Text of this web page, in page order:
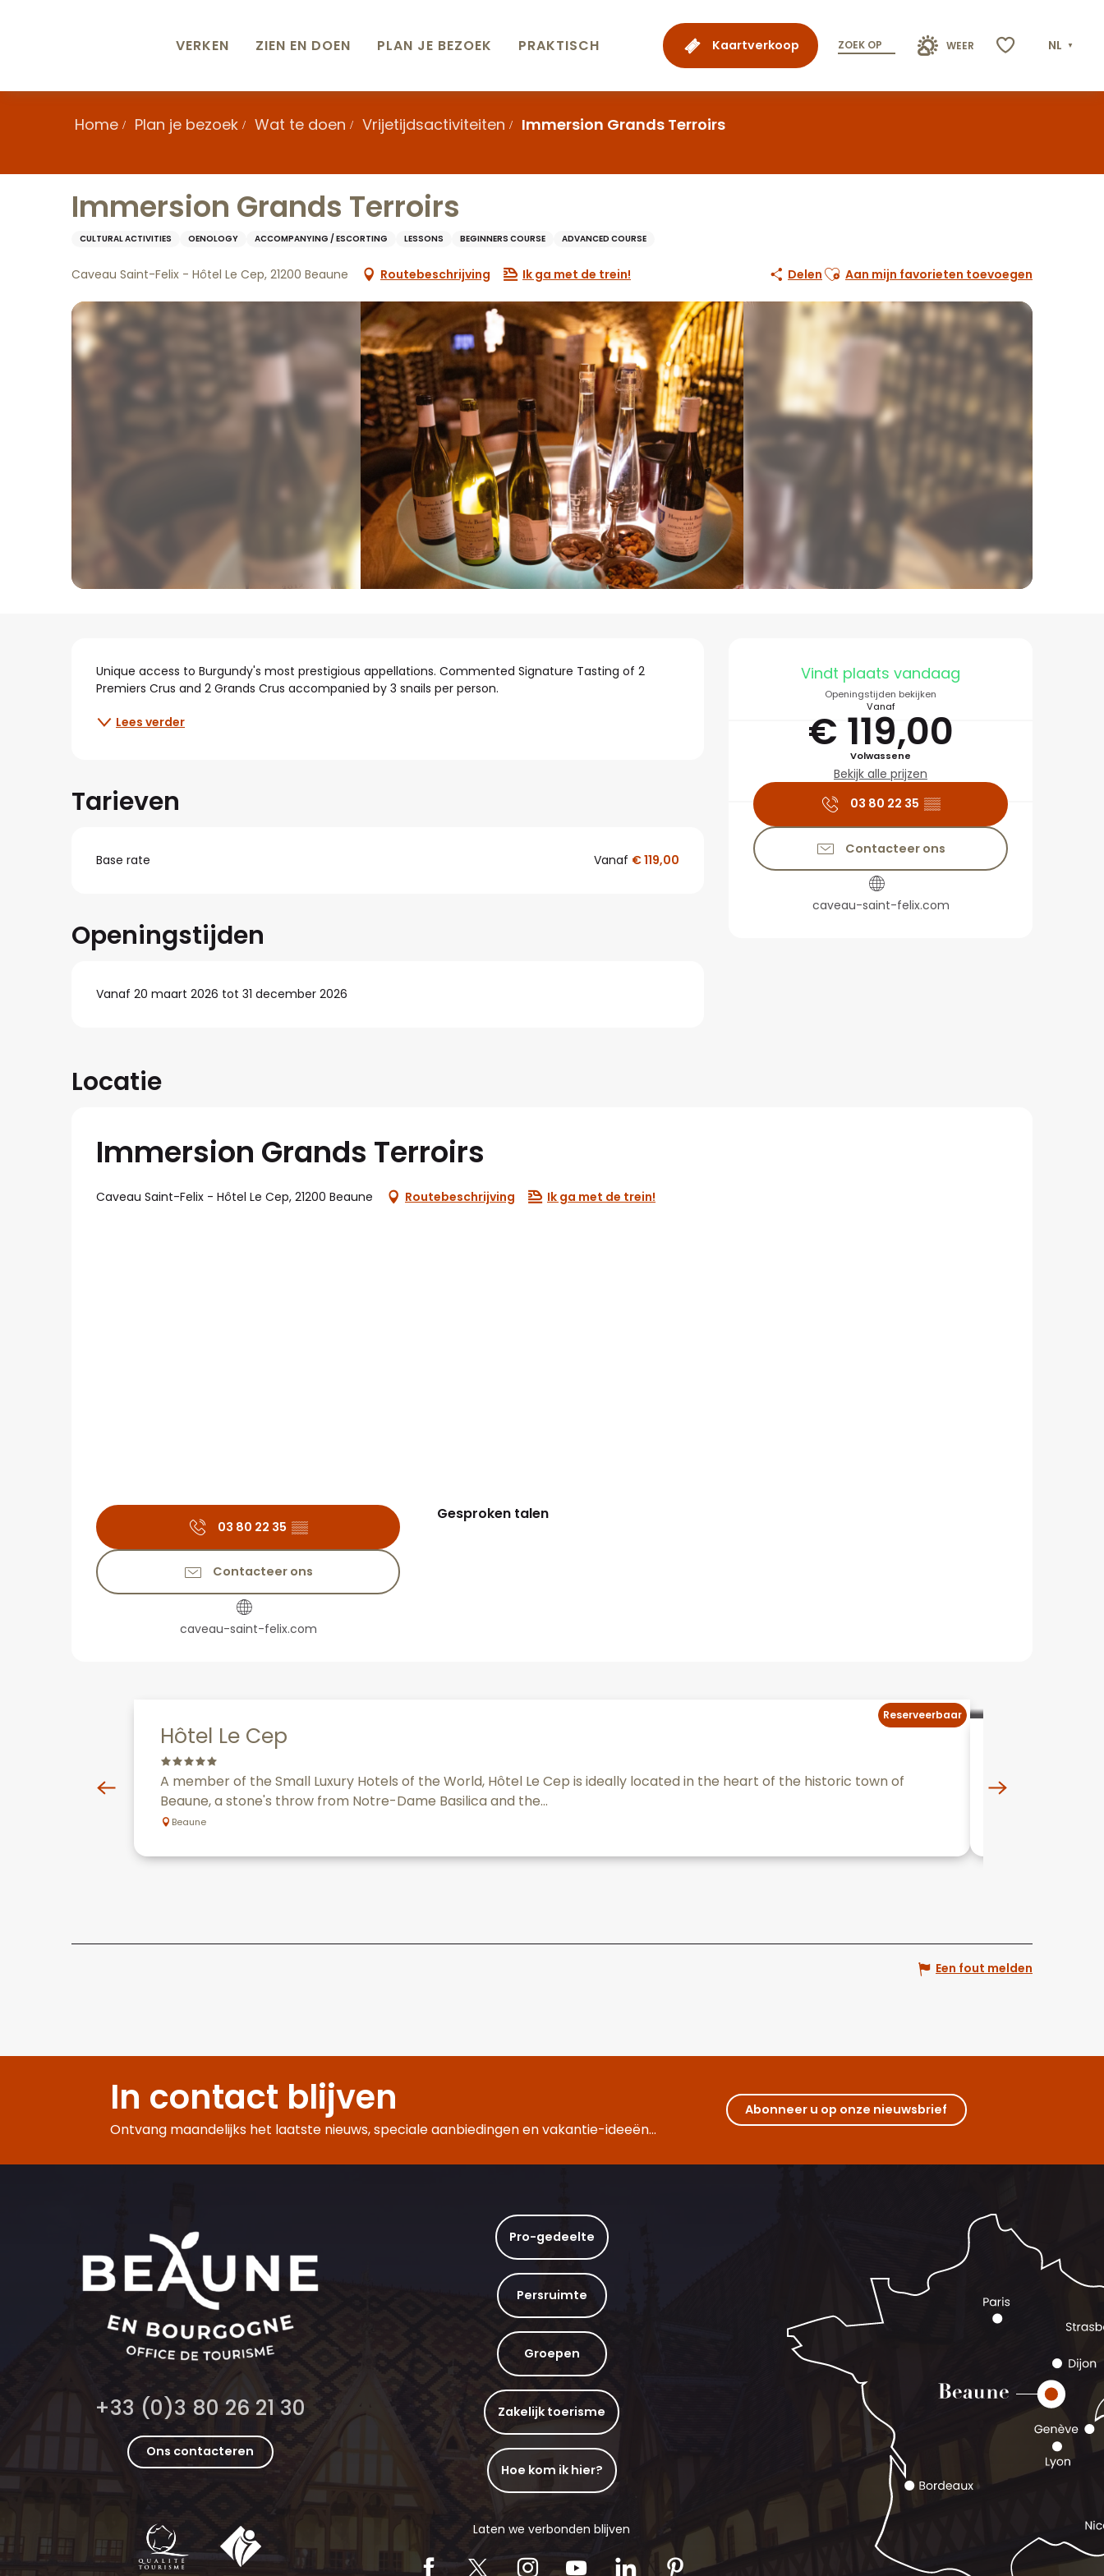
Kaartverkoop ZOEK OP WEER NL
VERKEN ZIEN EN DOEN PLAN JE BEZOEK PRAKTISCH
Home Plan je bezoek Wat te doen Vrijetijdsactiviteiten Immersion Grands Terroirs
Immersion Grands Terroirs
CULTURAL ACTIVITIES OENOLOGY ACCOMPANYING / ESCORTING LESSONS BEGINNERS COURSE ADVANCED COURSE
Caveau Saint-Felix - Hôtel Le Cep, 21200 Beaune Routebeschrijving Ik ga met de trein! Delen Ajouter aux favoris
Aan mijn favorieten toevoegen
Openingstijden en
Vindt plaats vandaag
Openingstijden bekijken
Vanaf
€ 119,00
Volwassene
Bekijk alle prijzen
03 80 22 35 ▒▒
Contacteer ons
caveau-saint-felix.com
Beschrijving
Unique access to Burgundy's most prestigious appellations. Commented Signature Tasting of 2
Premiers Crus and 2 Grands Crus accompanied by 3 snails per person.
Lees verder
Tarieven
Base rate Vanaf € 119,00
Openingstijden
Vanaf 20 maart 2026 tot 31 december 2026
Locatie
Immersion Grands Terroirs
Caveau Saint-Felix - Hôtel Le Cep, 21200 Beaune Routebeschrijving Ik ga met de trein!
03 80 22 35 ▒▒
Contacteer ons
caveau-saint-felix.com
Gesproken talen
Gesproken talen
Hôtel Le Cep
A member of the Small Luxury Hotels of the World, Hôtel Le Cep is ideally located in the heart of the historic town of
Beaune, a stone's throw from Notre-Dame Basilica and the...
Beaune
Reserveerbaar
A chic and
original sensory
Een fout melden
In contact blijven
Ontvang maandelijks het laatste nieuws, speciale aanbiedingen en vakantie-ideeën...
Abonneer u op onze nieuwsbrief
+33 (0)3 80 26 21 30
Ons contacteren
Pro-gedeelte
Persruimte
Groepen
Zakelijk toerisme
Hoe kom ik hier?
Laten we verbonden blijven